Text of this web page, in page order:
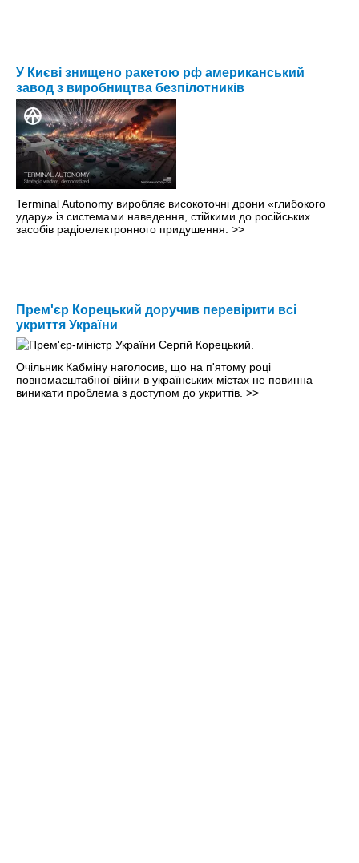
У Києві знищено ракетою рф американський
завод з виробництва безпілотників
Terminal Autonomy виробляє високоточні дрони «глибокого
удару» із системами наведення, стійкими до російських
засобів радіоелектронного придушення. >>
Прем'єр Корецький доручив перевірити всі
укриття України
Очільник Кабміну наголосив, що на п'ятому році
повномасштабної війни в українських містах не повинна
виникати проблема з доступом до укриттів. >>